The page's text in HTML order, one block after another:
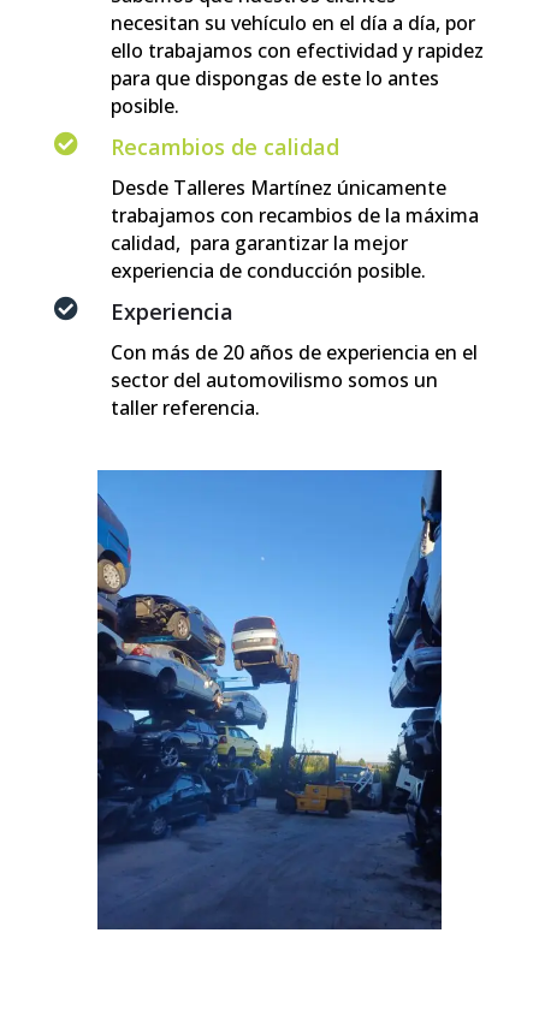
necesitan su vehículo en el día a día, por
ello trabajamos con efectividad y rapidez
para que dispongas de este lo antes
posible.
 Recambios de calidad
Desde Talleres Martínez únicamente
trabajamos con recambios de la máxima
calidad, para garantizar la mejor
experiencia de conducción posible.
 Experiencia
Con más de 20 años de experiencia en el
sector del automovilismo somos un
taller referencia.